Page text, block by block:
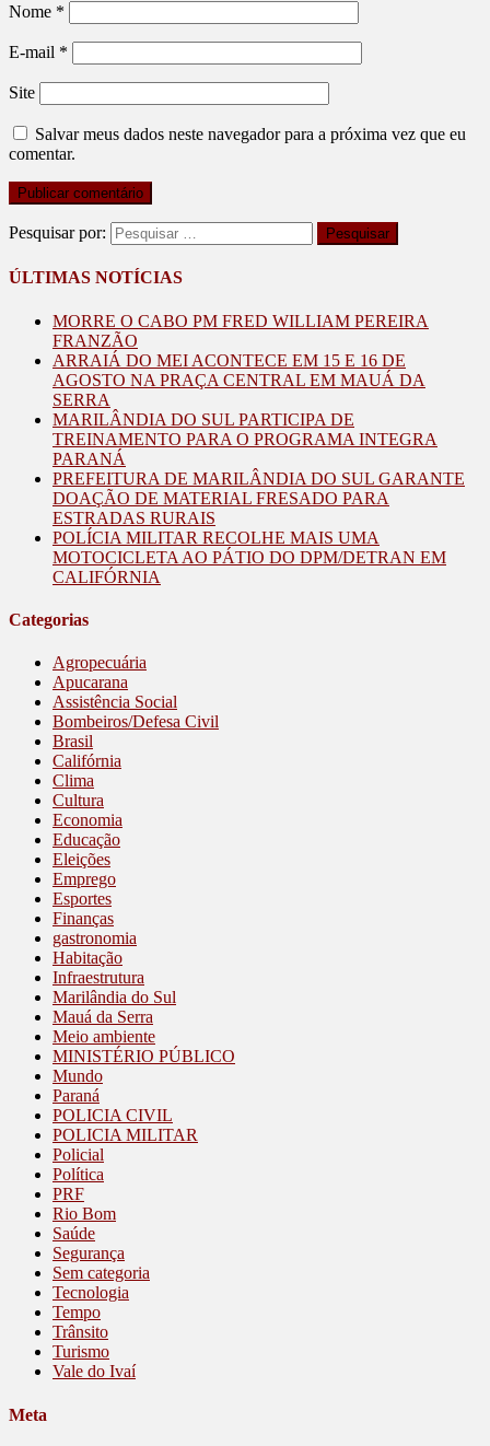
Nome *
E-mail *
Site
Salvar meus dados neste navegador para a próxima vez que eu
comentar.
Pesquisar por:
ÚLTIMAS NOTÍCIAS
MORRE O CABO PM FRED WILLIAM PEREIRA
FRANZÃO
ARRAIÁ DO MEI ACONTECE EM 15 E 16 DE
AGOSTO NA PRAÇA CENTRAL EM MAUÁ DA
SERRA
MARILÂNDIA DO SUL PARTICIPA DE
TREINAMENTO PARA O PROGRAMA INTEGRA
PARANÁ
PREFEITURA DE MARILÂNDIA DO SUL GARANTE
DOAÇÃO DE MATERIAL FRESADO PARA
ESTRADAS RURAIS
POLÍCIA MILITAR RECOLHE MAIS UMA
MOTOCICLETA AO PÁTIO DO DPM/DETRAN EM
CALIFÓRNIA
Categorias
Agropecuária
Apucarana
Assistência Social
Bombeiros/Defesa Civil
Brasil
Califórnia
Clima
Cultura
Economia
Educação
Eleições
Emprego
Esportes
Finanças
gastronomia
Habitação
Infraestrutura
Marilândia do Sul
Mauá da Serra
Meio ambiente
MINISTÉRIO PÚBLICO
Mundo
Paraná
POLICIA CIVIL
POLICIA MILITAR
Policial
Política
PRF
Rio Bom
Saúde
Segurança
Sem categoria
Tecnologia
Tempo
Trânsito
Turismo
Vale do Ivaí
Meta